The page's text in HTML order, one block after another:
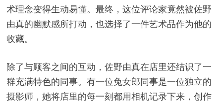
术理念变得生动易懂。最终，这位评论家竟然被佐野
由真的幽默感所打动，也选择了一件艺术品作为他的
收藏。
除了与顾客之间的互动，佐野由真在店里还结识了一
群充满特色的同事。有一位兔女郎同事是一位独立的
摄影师，她将店里的每一刻都用相机记录下来，创作